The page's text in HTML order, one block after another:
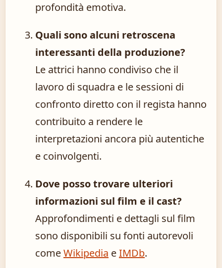
profondità emotiva.
Quali sono alcuni retroscena
interessanti della produzione?
Le attrici hanno condiviso che il
lavoro di squadra e le sessioni di
confronto diretto con il regista hanno
contribuito a rendere le
interpretazioni ancora più autentiche
e coinvolgenti.
Dove posso trovare ulteriori
informazioni sul film e il cast?
Approfondimenti e dettagli sul film
sono disponibili su fonti autorevoli
comeWikipedia eIMDb.